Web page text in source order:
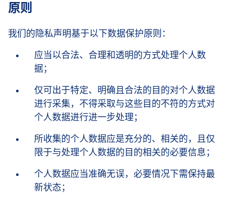
原则
我们的隐私声明基于以下数据保护原则：
应当以合法、合理和透明的方式处理个人数
据；
仅可出于特定、明确且合法的目的对个人数据
进行采集，不得采取与这些目的不符的方式对
个人数据进行进一步处理；
所收集的个人数据应是充分的、相关的，且仅
限于与处理个人数据的目的相关的必要信息；
个人数据应当准确无误，必要情况下需保持最
新状态；